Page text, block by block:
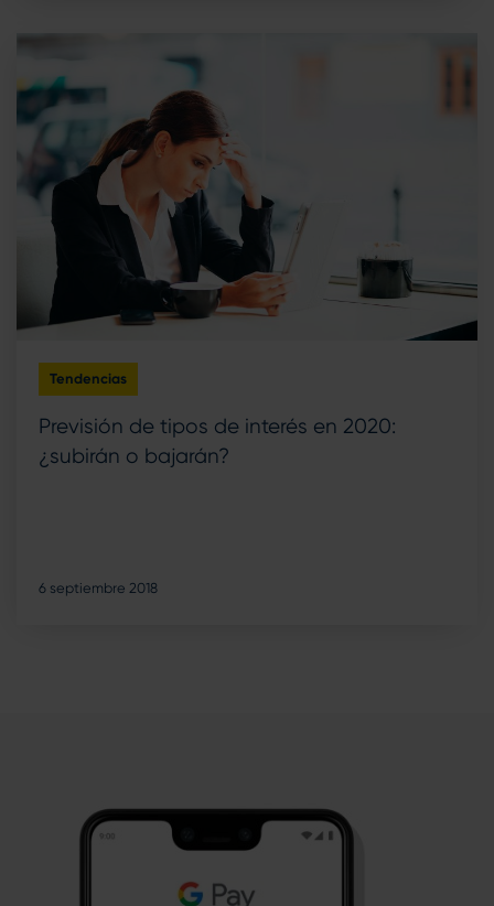
Tendencias
Previsión de tipos de interés en 2020:
¿subirán o bajarán?
6 septiembre 2018